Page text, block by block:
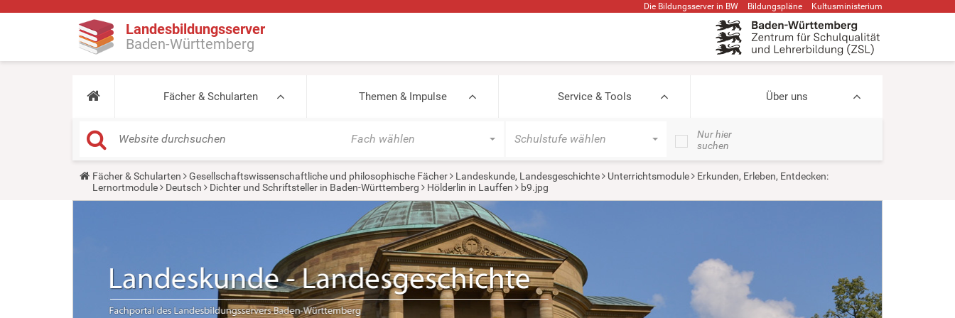
Die Bildungsserver in BW Bildungspläne Kultusministerium
Landesbildungsserver
Baden-Württemberg
Fächer & Schularten Themen & Impulse Service & Tools Über uns
Fach wählen Schulstufe wählen
Nur hier
suchen
Y
u
Fächer & Schularten Gesellschaftswissenschaftliche und philosophische Fächer Landeskunde, Landesgeschichte Unterrichtsmodule
Erkunden, Erleben, Entdecken:
Lernortmodule
Deutsch Dichter und Schriftsteller in Baden-Württemberg Hölderlin in Lauffen b9.jpg